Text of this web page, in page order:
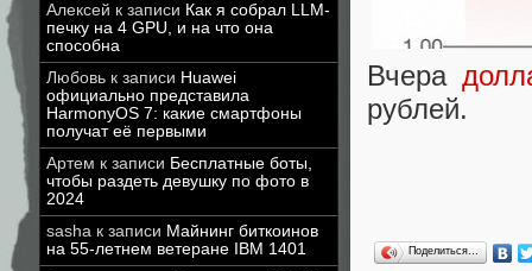
Алексей к записи Как я собрал LLM-
печку на 4 GPU, и на что она
способна
Любовь к записи Huawei
официально представила
HarmonyOS 7: какие смартфоны
получат её первыми
Артем к записи Бесплатные боты,
чтобы раздеть девушку по фото в
2024
sasha к записи Майнинг биткоинов
на 55-летнем ветеране IBM 1401
Вчера
рублей.
Поделиться…